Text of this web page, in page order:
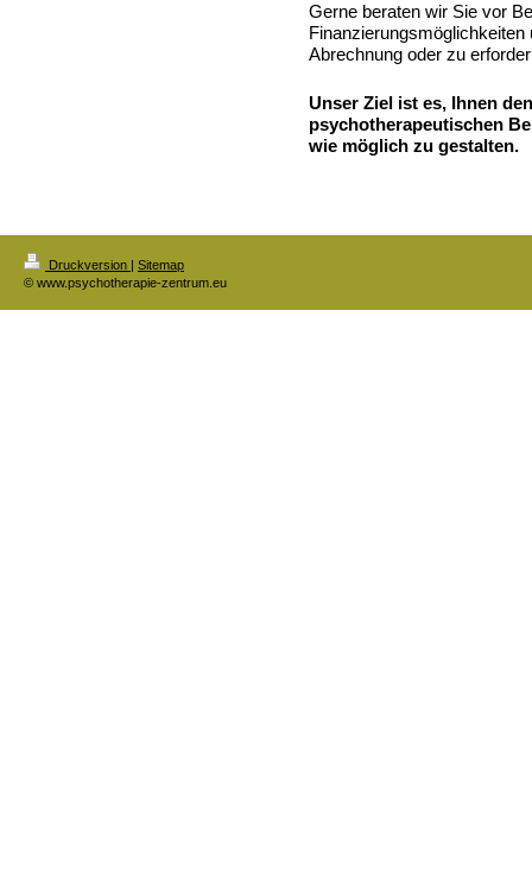
Gerne beraten wir Sie vor
Abrechnung oder zu
Unser Ziel ist es, Ihnen
psychotherapeutischen
wie möglich zu gestalten.
Druckversion | Sitemap
© www.psychotherapie-zentrum.eu